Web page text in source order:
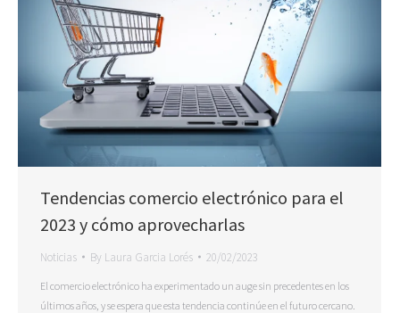
Tendencias comercio electrónico para el
2023 y cómo aprovecharlas
Noticias By Laura Garcia Lorés 20/02/2023
El comercio electrónico ha experimentado un auge sin precedentes en los
últimos años, y se espera que esta tendencia continúe en el futuro cercano.